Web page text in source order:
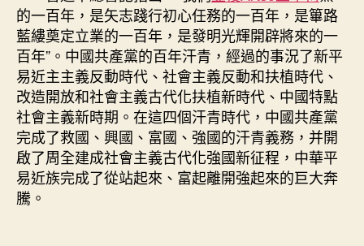
的一百年，是矢志踐行初心任務的一百年，是篳路
藍縷奠定立業的一百年，是發明光輝開辟將來的一
百年”。中國共產黨的百年汗青，經過的事況了新平
易近主主義反動時代、社會主義反動和扶植時代、
改造開放和社會主義古代化扶植新時代、中國特點
社會主義新時期。在這四個汗青時代，中國共產黨
完成了救國、興國、富國、強國的汗青義務，并開
啟了周全建成社會主義古代化強國新征程，中華平
易近族完成了從站起來、富起離開強起來的巨大奔
騰。